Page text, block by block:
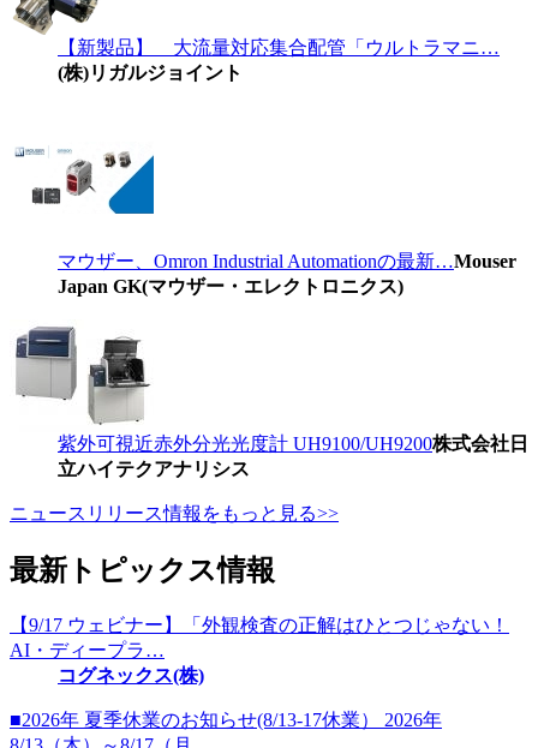
【新製品】 大流量対応集合配管「ウルトラマニ…
(株)リガルジョイント
マウザー、Omron Industrial Automationの最新…Mouser
Japan GK(マウザー・エレクトロニクス)
紫外可視近赤外分光光度計 UH9100/UH9200株式会社日
立ハイテクアナリシス
ニュースリリース情報をもっと見る>>
最新トピックス情報
【9/17 ウェビナー】「外観検査の正解はひとつじゃない！
AI・ディープラ…
コグネックス(株)
■2026年 夏季休業のお知らせ(8/13-17休業） 2026年